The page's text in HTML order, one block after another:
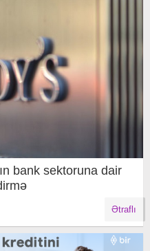
bank sektoruna dair
Ətraflı